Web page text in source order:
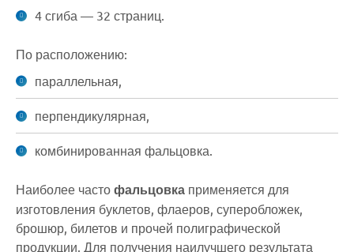
4 сгиба — 32 страниц.
По расположению:
параллельная,
перпендикулярная,
комбинированная фальцовка.
Наиболее часто фальцовка применяется для
изготовления буклетов, флаеров, суперобложек,
брошюр, билетов и прочей полиграфической
продукции. Для получения наилучшего результата